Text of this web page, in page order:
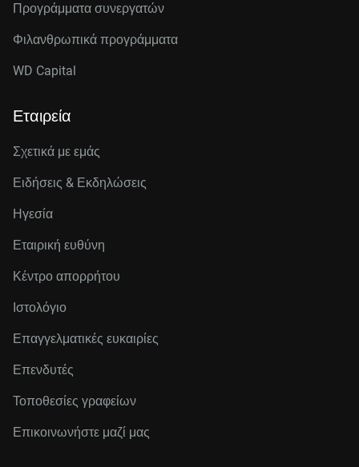
Προγράμματα συνεργατών
Φιλανθρωπικά προγράμματα
WD Capital
Εταιρεία
Σχετικά με εμάς
Ειδήσεις & Εκδηλώσεις
Ηγεσία
Εταιρική ευθύνη
Κέντρο απορρήτου
Ιστολόγιο
Επαγγελματικές ευκαιρίες
Επενδυτές
Τοποθεσίες γραφείων
Επικοινωνήστε μαζί μας